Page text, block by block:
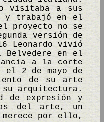
visitaba a sus
y trabajó en el
proyecto no se
versión de
Leonardo vivió
Belvedere en el
a la corte
2 de mayo de
de su arte
su arquitectura.
de expresión y
del arte, un
por ello,